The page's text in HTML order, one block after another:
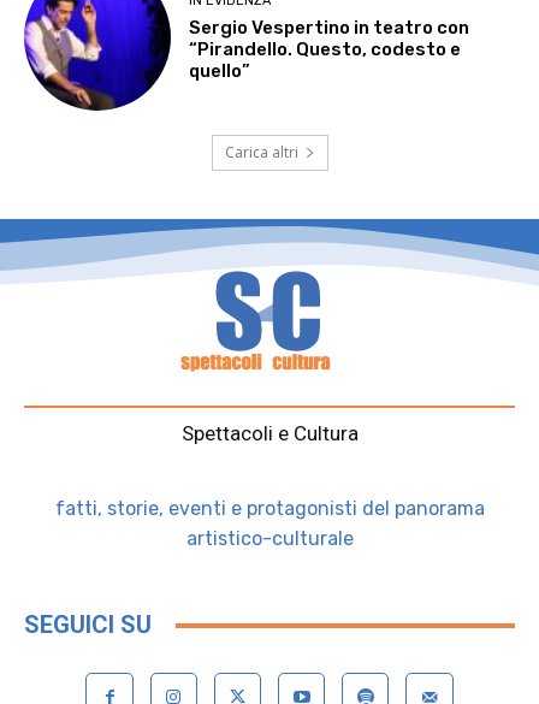
Sergio Vespertino in teatro con
“Pirandello. Questo, codesto e
quello”
Carica altri
Spettacoli e Cultura
fatti, storie, eventi e protagonisti del panorama
artistico-culturale
SEGUICI SU